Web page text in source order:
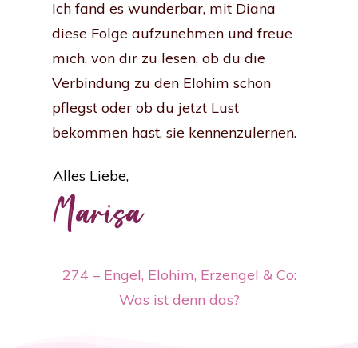
Ich fand es wunderbar, mit Diana
diese Folge aufzunehmen und freue
mich, von dir zu lesen, ob du die
Verbindung zu den Elohim schon
pflegst oder ob du jetzt Lust
bekommen hast, sie kennenzulernen.
Alles Liebe,
Marisa
274 – Engel, Elohim, Erzengel & Co:
Was ist denn das?